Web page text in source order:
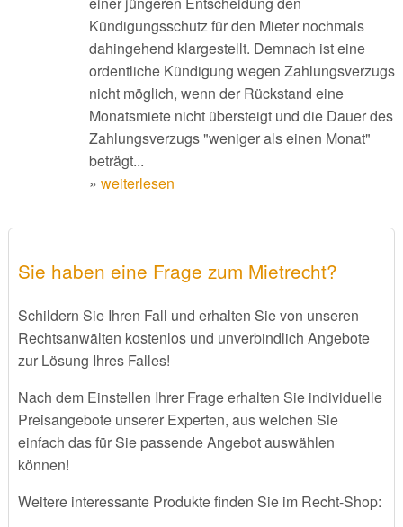
Kündigungsschutz für den Mieter nochmals
dahingehend klargestellt. Demnach ist eine
ordentliche Kündigung wegen Zahlungsverzugs
nicht möglich, wenn der Rückstand eine
Monatsmiete nicht übersteigt und die Dauer des
Zahlungsverzugs "weniger als einen Monat"
beträgt...
» weiterlesen
Sie haben eine Frage zum Mietrecht?
Schildern Sie Ihren Fall und erhalten Sie von unseren
Rechtsanwälten kostenlos und unverbindlich Angebote
zur Lösung Ihres Falles!
Nach dem Einstellen Ihrer Frage erhalten Sie individuelle
Preisangebote unserer Experten, aus welchen Sie
einfach das für Sie passende Angebot auswählen
können!
Weitere interessante Produkte finden Sie im Recht-Shop: